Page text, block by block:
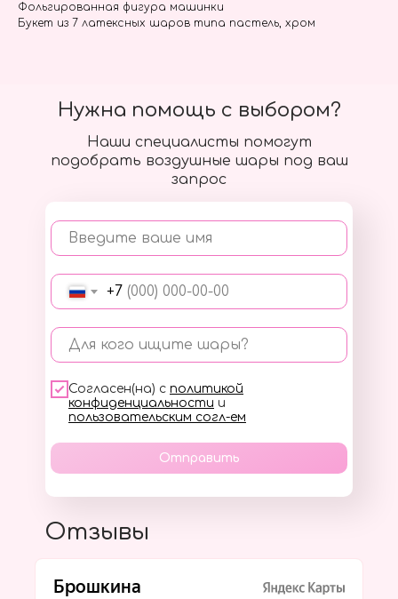
Фольгированная фигура машинки
Букет из 7 латексных шаров типа пастель, хром
Наши специалисты помогут
подобрать воздушные шары под ваш
запрос
Введите ваше имя
+7
Для кого ищите шары?
Согласен(на) с политикой
конфиденциальности и
пользовательским согл-ем
Отправить
Нужна помощь с выбором?
Отзывы